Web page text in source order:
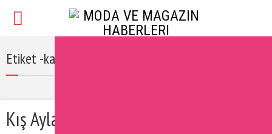
Etiket -kazak modası
Kış Aylarının Fenomeni Balıkçı Yaka